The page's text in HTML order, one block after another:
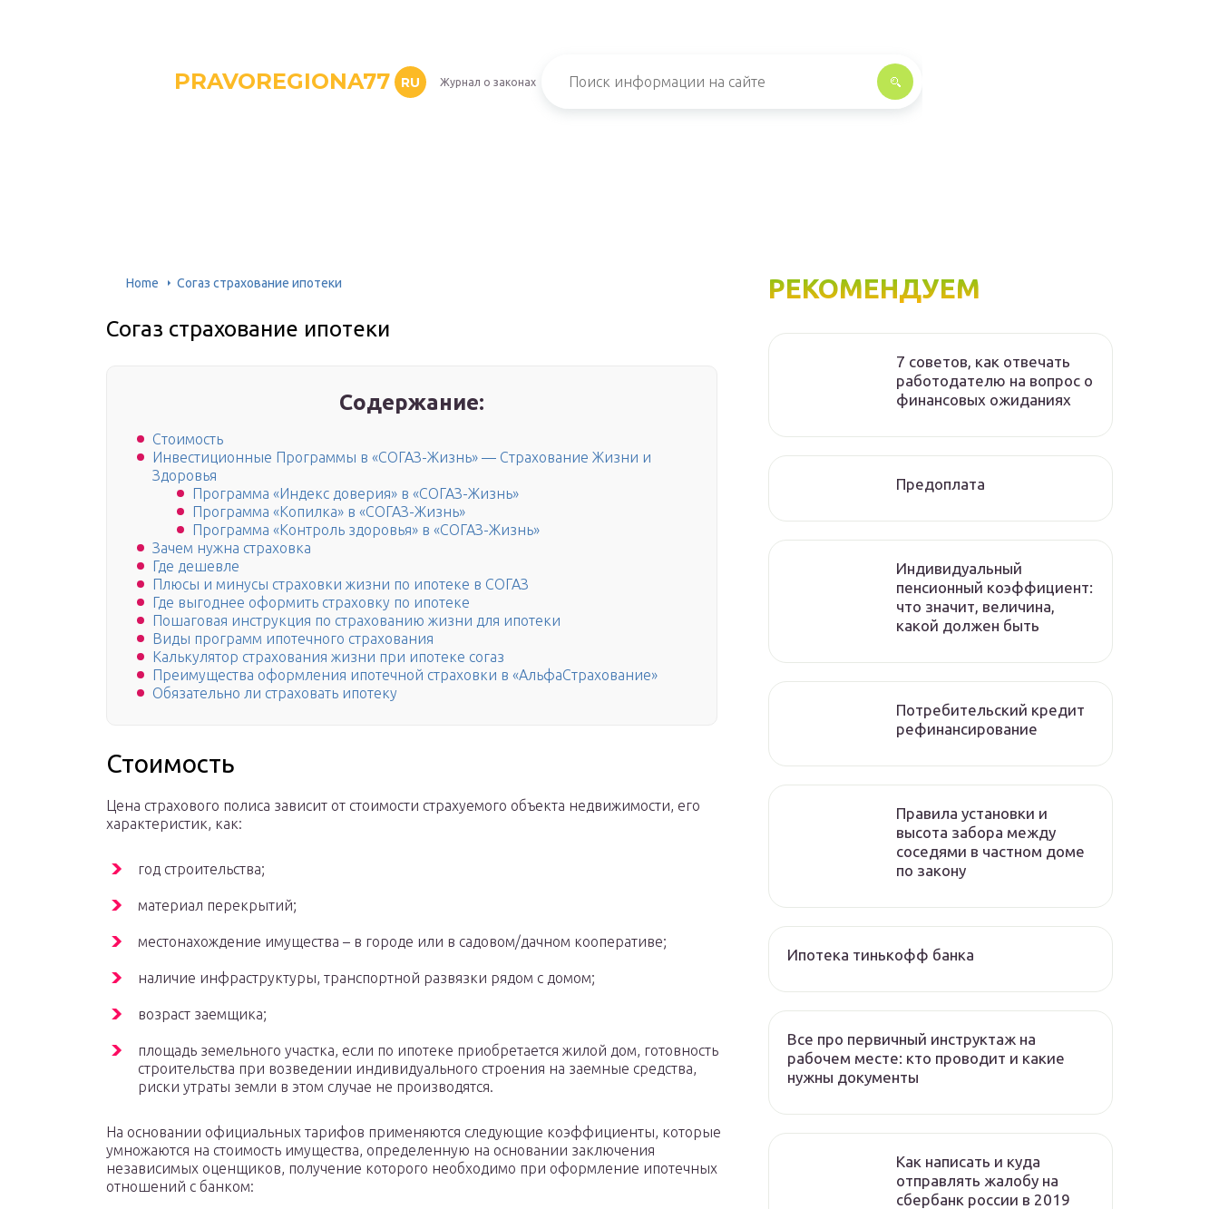
PRAVOREGIONA77 RU Журнал о законах
Home Согаз страхование ипотеки
Согаз страхование ипотеки
Содержание:
Стоимость
Инвестиционные Программы в «СОГАЗ-Жизнь» — Страхование Жизни и
Здоровья
Программа «Индекс доверия» в «СОГАЗ-Жизнь»
Программа «Копилка» в «СОГАЗ-Жизнь»
Программа «Контроль здоровья» в «СОГАЗ-Жизнь»
Зачем нужна страховка
Где дешевле
Плюсы и минусы страховки жизни по ипотеке в СОГАЗ
Где выгоднее оформить страховку по ипотеке
Пошаговая инструкция по страхованию жизни для ипотеки
Виды программ ипотечного страхования
Калькулятор страхования жизни при ипотеке согаз
Преимущества оформления ипотечной страховки в «АльфаСтрахование»
Обязательно ли страховать ипотеку
Стоимость
Цена страхового полиса зависит от стоимости страхуемого объекта недвижимости, его
характеристик, как:
год строительства;
материал перекрытий;
местонахождение имущества – в городе или в садовом/дачном кооперативе;
наличие инфраструктуры, транспортной развязки рядом с домом;
возраст заемщика;
площадь земельного участка, если по ипотеке приобретается жилой дом, готовность
строительства при возведении индивидуального строения на заемные средства,
риски утраты земли в этом случае не производятся.
На основании официальных тарифов применяются следующие коэффициенты, которые
умножаются на стоимость имущества, определенную на основании заключения
независимых оценщиков, получение которого необходимо при оформление ипотечных
отношений с банком:
РЕКОМЕНДУЕМ
7 советов, как отвечать
работодателю на вопрос о
финансовых ожиданиях
Предоплата
Индивидуальный
пенсионный коэффициент:
что значит, величина,
какой должен быть
Потребительский кредит
рефинансирование
Правила установки и
высота забора между
соседями в частном доме
по закону
Ипотека тинькофф банка
Все про первичный инструктаж на
рабочем месте: кто проводит и какие
нужны документы
Как написать и куда
отправлять жалобу на
сбербанк россии в 2019